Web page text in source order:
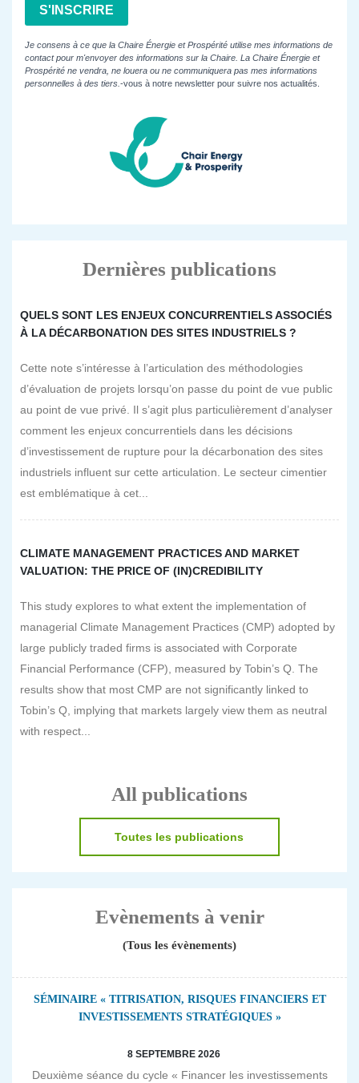
S'INSCRIRE
Je consens à ce que la Chaire Énergie et Prospérité utilise mes informations de
contact pour m'envoyer des informations sur la Chaire. La Chaire Énergie et
Prospérité ne vendra, ne louera ou ne communiquera pas mes informations
personnelles à des tiers. -vous à notre newsletter pour suivre nos actualités.
Dernières publications
QUELS SONT LES ENJEUX CONCURRENTIELS ASSOCIÉS
À LA DÉCARBONATION DES SITES INDUSTRIELS ?
Cette note s’intéresse à l’articulation des méthodologies
d’évaluation de projets lorsqu’on passe du point de vue public
au point de vue privé. Il s’agit plus particulièrement d’analyser
comment les enjeux concurrentiels dans les décisions
d’investissement de rupture pour la décarbonation des sites
industriels influent sur cette articulation. Le secteur cimentier
est emblématique à cet...
CLIMATE MANAGEMENT PRACTICES AND MARKET
VALUATION: THE PRICE OF (IN)CREDIBILITY
This study explores to what extent the implementation of
managerial Climate Management Practices (CMP) adopted by
large publicly traded firms is associated with Corporate
Financial Performance (CFP), measured by Tobin’s Q. The
results show that most CMP are not significantly linked to
Tobin’s Q, implying that markets largely view them as neutral
with respect...
All publications
Toutes les publications
Evènements à venir
(Tous les évènements)
SÉMINAIRE « TITRISATION, RISQUES FINANCIERS ET
INVESTISSEMENTS STRATÉGIQUES »
8 SEPTEMBRE 2026
Deuxième séance du cycle « Financer les investissements